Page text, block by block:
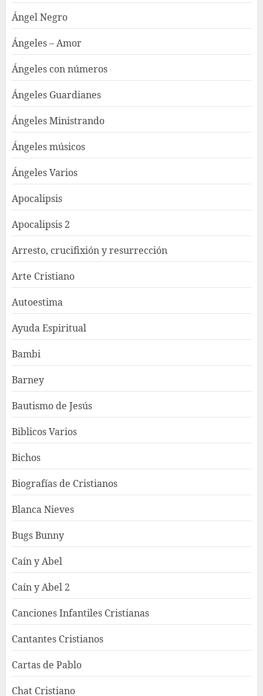
Ángel Negro
Ángeles – Amor
Ángeles con números
Ángeles Guardianes
Ángeles Ministrando
Ángeles músicos
Ángeles Varios
Apocalipsis
Apocalipsis 2
Arresto, crucifixión y resurrección
Arte Cristiano
Autoestima
Ayuda Espiritual
Bambi
Barney
Bautismo de Jesús
Biblicos Varios
Bichos
Biografías de Cristianos
Blanca Nieves
Bugs Bunny
Caín y Abel
Caín y Abel 2
Canciones Infantiles Cristianas
Cantantes Cristianos
Cartas de Pablo
Chat Cristiano